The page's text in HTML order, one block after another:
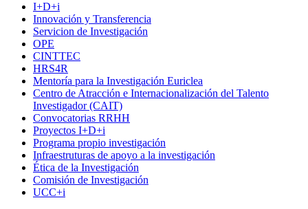
I+D+i
Innovación y Transferencia
Servicion de Investigación
OPE
CINTTEC
HRS4R
Mentoría para la Investigación Euriclea
Centro de Atracción e Internacionalización del Talento
Investigador (CAIT)
Convocatorias RRHH
Proyectos I+D+i
Programa propio investigación
Infraestruturas de apoyo a la investigación
Ética de la Investigación
Comisión de Investigación
UCC+i